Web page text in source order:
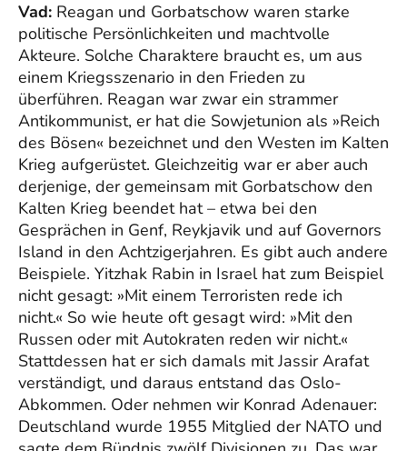
Vad: Reagan und Gorbatschow waren starke
politische Persönlichkeiten und machtvolle
Akteure. Solche Charaktere braucht es, um aus
einem Kriegsszenario in den Frieden zu
überführen. Reagan war zwar ein strammer
Antikommunist, er hat die Sowjetunion als »Reich
des Bösen« bezeichnet und den Westen im Kalten
Krieg aufgerüstet. Gleichzeitig war er aber auch
derjenige, der gemeinsam mit Gorbatschow den
Kalten Krieg beendet hat – etwa bei den
Gesprächen in Genf, Reykjavik und auf Governors
Island in den Achtzigerjahren. Es gibt auch andere
Beispiele. Yitzhak Rabin in Israel hat zum Beispiel
nicht gesagt: »Mit einem Terroristen rede ich
nicht.« So wie heute oft gesagt wird: »Mit den
Russen oder mit Autokraten reden wir nicht.«
Stattdessen hat er sich damals mit Jassir Arafat
verständigt, und daraus entstand das Oslo-
Abkommen. Oder nehmen wir Konrad Adenauer:
Deutschland wurde 1955 Mitglied der NATO und